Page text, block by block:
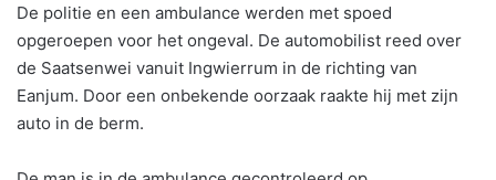
De politie en een ambulance werden met spoed
opgeroepen voor het ongeval. De automobilist reed over
de Saatsenwei vanuit Ingwierrum in de richting van
Eanjum. Door een onbekende oorzaak raakte hij met zijn
auto in de berm.